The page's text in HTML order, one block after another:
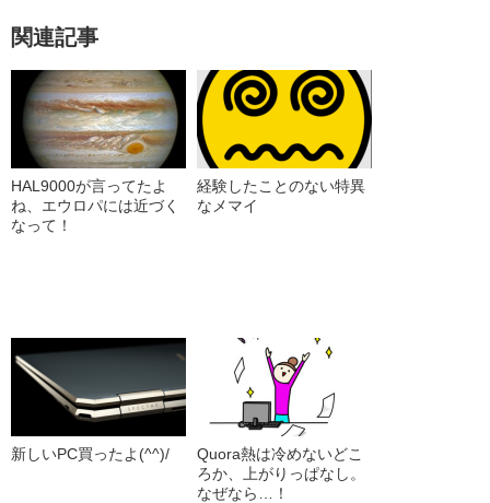
関連記事
HAL9000が言ってたよ
ね、エウロパには近づく
なって！
経験したことのない特異
なメマイ
新しいPC買ったよ(^^)/
Quora熱は冷めないどこ
ろか、上がりっぱなし。
なぜなら…！